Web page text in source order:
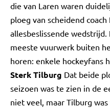
die van Laren waren
ploeg van scheidend
allesbeslissende
meeste vuurwerk buiten
horen: enkele hockeyfans
Sterk Tilburg Dat beide
seizoen was te zien in de
niet veel, maar Tilburg